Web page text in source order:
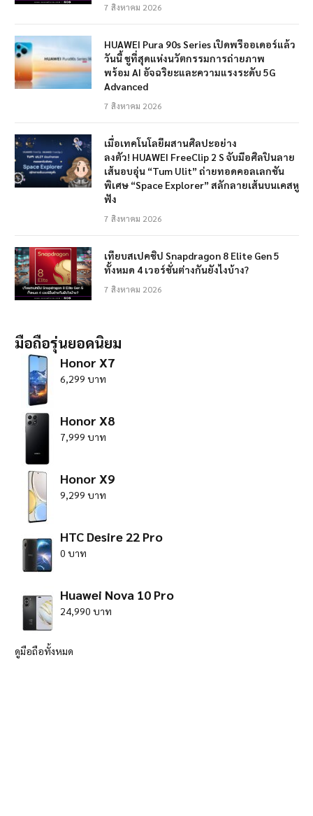
7 สิงหาคม 2026
HUAWEI Pura 90s Series เปิดพรีออเดอร์แล้ว
วันนี้ ชูที่สุดแห่งนวัตกรรมการถ่ายภาพ
พร้อม AI อัจฉริยะและความแรงระดับ 5G
Advanced
7 สิงหาคม 2026
เมื่อเทคโนโลยีผสานศิลปะอย่าง
ลงตัว! HUAWEI FreeClip 2 S จับมือศิลปินลาย
เส้นอบอุ่น “Tum Ulit” ถ่ายทอดคอลเลกชัน
พิเศษ “Space Explorer” สลักลายเส้นบนเคสหู
ฟัง
7 สิงหาคม 2026
เทียบสเปคชิป Snapdragon 8 Elite Gen 5
ทั้งหมด 4 เวอร์ชั่นต่างกันยังไงบ้าง?
7 สิงหาคม 2026
มือถือรุ่นยอดนิยม
Honor X7
6,299 บาท
Honor X8
7,999 บาท
Honor X9
9,299 บาท
HTC Desire 22 Pro
0 บาท
Huawei Nova 10 Pro
24,990 บาท
ดูมือถือทั้งหมด